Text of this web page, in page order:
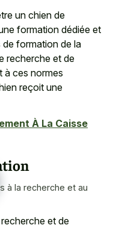
un chien de
formation dédiée et
de formation de la
recherche et de
à ces normes
reçoit une
À La Caisse
à la recherche et au
et de